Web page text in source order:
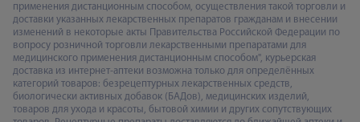
применения дистанционным способом, осуществления такой торговли и
доставки указанных лекарственных препаратов гражданам и внесении
изменений в некоторые акты Правительства Российской Федерации по
вопросу розничной торговли лекарственными препаратами для
медицинского применения дистанционным способом", курьерская
доставка из интернет-аптеки возможна только для определённых
категорий товаров: безрецептурных лекарственных средств,
биологически активных добавок (БАДов), медицинских изделий,
товаров для ухода и красоты, бытовой химии и других сопутствующих